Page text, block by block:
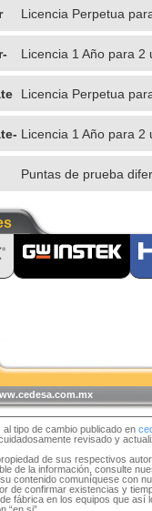
Licencia Perpetua
Licencia 1 Año para 2
Licencia Perpetua
Licencia 1 Año para 2
Puntas de prueba
tipo de cambio publicado en
revisado y
de sus respectivos
de la información, consulte
contenido comuníquese con
de confirmar existencias y
fábrica en los equipos que
“en si”.